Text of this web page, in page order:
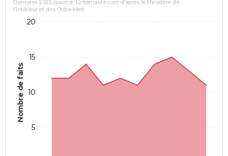
Nombre de faits
Données 2025 (source : Linternaute.com d'après le Ministère de
l'Intérieur et des Outre-Mer)
5
10
15
20